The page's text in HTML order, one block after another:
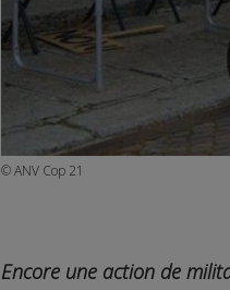
© ANV Cop 21
Encore une action de